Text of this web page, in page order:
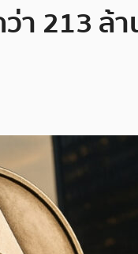
ว่า 213